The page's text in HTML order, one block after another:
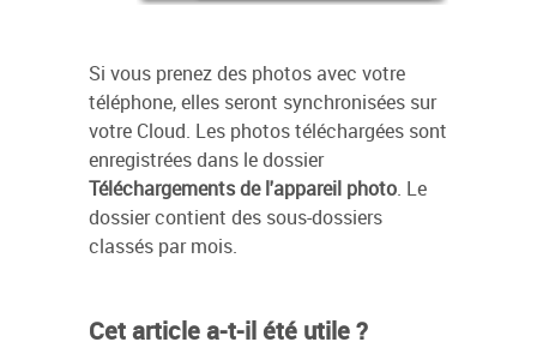
Si vous prenez des photos avec votre
téléphone, elles seront synchronisées sur
votre Cloud. Les photos téléchargées sont
enregistrées dans le dossier
Téléchargements de l'appareil photo. Le
dossier contient des sous-dossiers
classés par mois.
Cet article a-t-il été utile ?